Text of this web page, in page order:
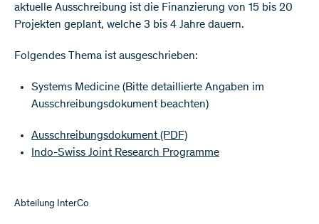
aktuelle Ausschreibung ist die Finanzierung von 15 bis 20
Projekten geplant, welche 3 bis 4 Jahre dauern.
Folgendes Thema ist ausgeschrieben:
Systems Medicine (Bitte detaillierte Angaben im
Ausschreibungsdokument beachten)
Ausschreibungsdokument (PDF)
Indo-Swiss Joint Research Programme
Abteilung InterCo